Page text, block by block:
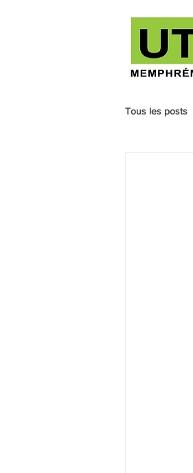
Tous les posts